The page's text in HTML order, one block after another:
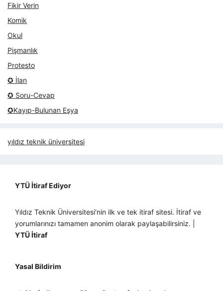
Fikir Verin
Komik
Okul
Pişmanlık
Protesto
✪ İlan
✪ Soru-Cevap
✪Kayıp-Bulunan Eşya
yıldız teknik üniversitesi
YTÜ İtiraf Ediyor
Yıldız Teknik Üniversitesi'nin ilk ve tek itiraf sitesi. İtiraf ve
yorumlarınızı tamamen anonim olarak paylaşabilirsiniz. |
YTÜ İtiraf
Yasal Bildirim